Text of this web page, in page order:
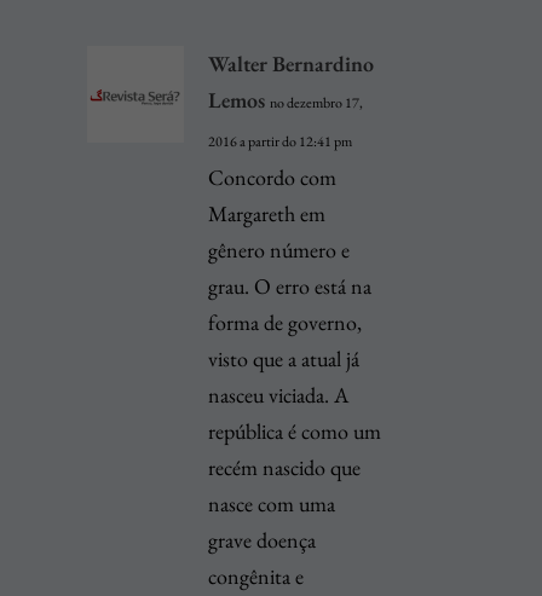
Walter Bernardino
Lemos no dezembro 17,
2016 a partir do 12:41 pm
Concordo com
Margareth em
gênero número e
grau. O erro está na
forma de governo,
visto que a atual já
nasceu viciada. A
república é como um
recém nascido que
nasce com uma
grave doença
congênita e